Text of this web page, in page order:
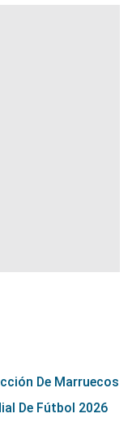
De Marruecos
De Fútbol 2026